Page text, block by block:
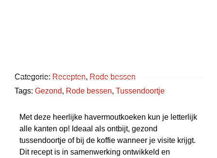
Categorie: Recepten, Rode bessen
Tags: Gezond, Rode bessen, Tussendoortje
Met deze heerlijke havermoutkoeken kun je letterlijk
alle kanten op! Ideaal als ontbijt, gezond
tussendoortje of bij de koffie wanneer je visite krijgt.
Dit recept is in samenwerking ontwikkeld en